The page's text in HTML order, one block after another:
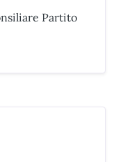
Partito